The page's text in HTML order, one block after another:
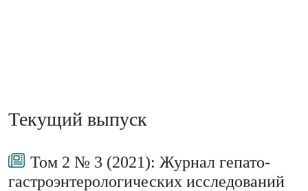
Текущий выпуск
Том 2 № 3 (2021): Журнал гепато-
гастроэнтерологических исследований